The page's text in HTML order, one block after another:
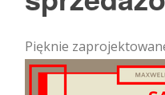
Pięknie